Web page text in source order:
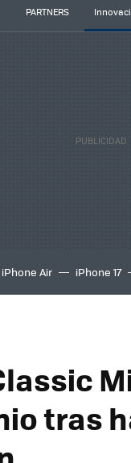
PARTNERS
iPhone Air iPhone 17
tras